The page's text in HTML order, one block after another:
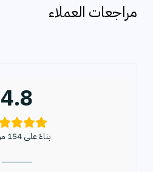
ث
مراجعات العملاء
4.8
بناءً على 154 مراجعة